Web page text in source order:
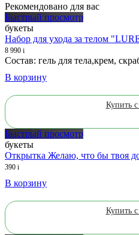
Рекомендовано для вас
Быстрый просмотр
букеты
Набор для ухода за телом
8 990 i
Состав: гель для тела,крем,
В корзину
Купить с
Быстрый просмотр
букеты
Открытка Желаю, что бы твоя
390 i
В корзину
Купить с